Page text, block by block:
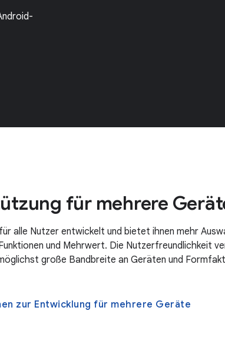
für mehrere
alle Nutzer entwickelt und bietet ihnen mehr
und Mehrwert. Die Nutzerfreundlichkeit
große Bandbreite an Geräten und
zur Entwicklung für mehrere Geräte